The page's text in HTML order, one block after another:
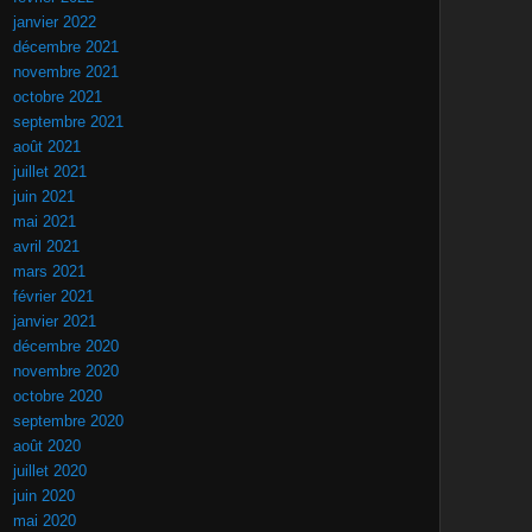
janvier 2022
décembre 2021
novembre 2021
octobre 2021
septembre 2021
août 2021
juillet 2021
juin 2021
mai 2021
avril 2021
mars 2021
février 2021
janvier 2021
décembre 2020
novembre 2020
octobre 2020
septembre 2020
août 2020
juillet 2020
juin 2020
mai 2020